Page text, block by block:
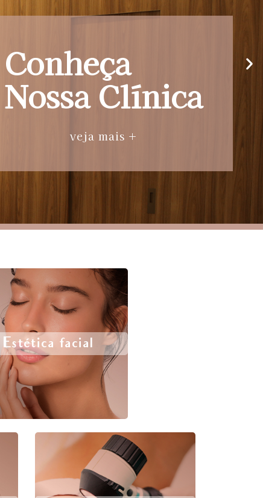
Conheça
Nossa Clínica
veja mais +
Estética facial